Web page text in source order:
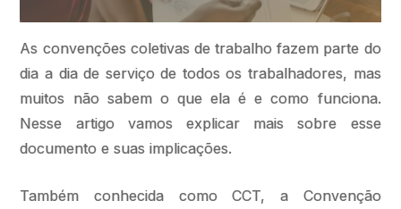
As convenções coletivas de trabalho fazem parte do
dia a dia de serviço de todos os trabalhadores, mas
muitos não sabem o que ela é e como funciona.
Nesse artigo vamos explicar mais sobre esse
documento e suas implicações.
Também conhecida como CCT, a Convenção